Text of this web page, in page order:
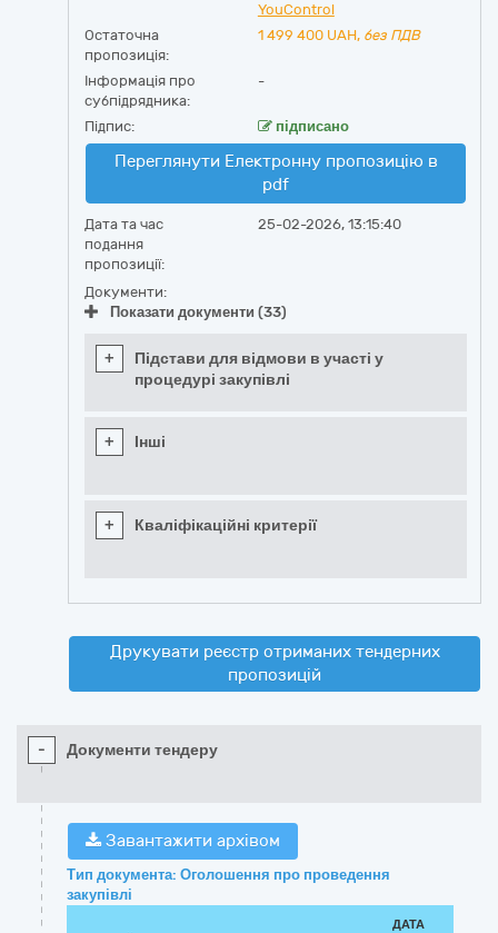
YouControl
Остаточна
пропозиція:
1 499 400 UAH, без ПДВ
Інформація про
субпідрядника:
-
Підпис: підписано
Переглянути Електронну пропозицію в
pdf
Дата та час
подання
пропозиції:
25-02-2026, 13:15:40
Документи:
Показати документи (33)
+
Підстави для відмови в участі у
процедурі закупівлі
+ Інші
+ Кваліфікаційні критерії
Друкувати реєстр отриманих тендерних
пропозицій
- Документи тендеру
Завантажити архівом
Тип документа: Оголошення про проведення
закупівлі
ДАТА